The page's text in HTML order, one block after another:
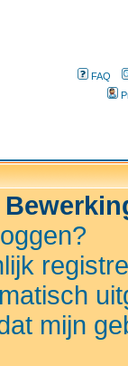
FAQ
mijn